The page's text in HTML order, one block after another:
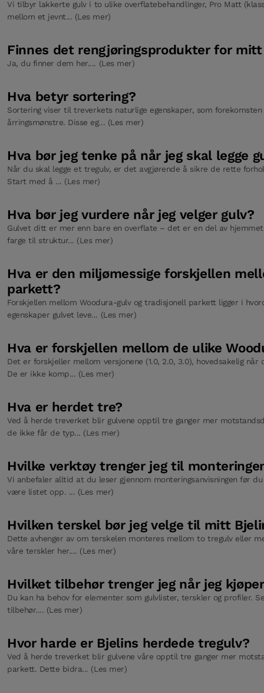
Vi tilbyr lakkerte gulv i to ulike overflatebehandlinger, Pro Matt
mellom et jevnt... (Les mer)
Finnes det rengjøringsprodukter for
Ja, du finner dem her.... (Les mer)
Hva betyr sortering?
Sortering viser til treverkets naturlige egenskaper, som
årringsmønstre. Disse eg... (Les mer)
Hva bør jeg tenke på når jeg skal legge
Når du skal legge et tregulv, er det avgjørende å sikre de rette
Start med å ... (Les mer)
Hva bør jeg vurdere når jeg velger gulv?
Gulvet ditt er mer enn bare en overflate – det er en del av
farge til struktur... (Les mer)
Hva er den miljømessige forskjellen
parkett?
Forskjellen mellom Woodura-gulv og tradisjonell parkett ligger i
egenskaper gulvet leve... (Les mer)
Hva er forskjellen mellom de ulike
Det er forskjeller mellom versjonene (1.0, 2.0, 3.0), hovedsakelig
De er ikke komp... (Les mer)
Hva er herdet tre?
Ved å herde treverket blir gulvene opptil tre ganger mer
de ikke får de typ... (Les mer)
Hvilke verktøy trenger jeg til
Vi anbefaler alltid at du leser gjennom monteringsanvisningen før
være listet opp. ... (Les mer)
Hvilken terskel bør jeg velge til mitt
Dette avhenger av om terskelen monteres mellom to tregulv eller
våre terskler her.... (Les mer)
Hvilket tilbehør trenger jeg når jeg
Du kan ha behov for elementer som gulvlister, terskler og profiler.
tilbehør.... (Les mer)
Hvor harde er Bjelins herdede tregulv?
Ved å herde treverket blir gulvene våre opptil tre ganger mer
parkett. Dette bidra... (Les mer)